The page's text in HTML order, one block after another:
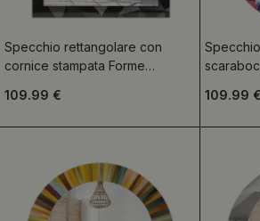
Specchio rettangolare con
cornice stampata Forme
109.99 €
109.99 €